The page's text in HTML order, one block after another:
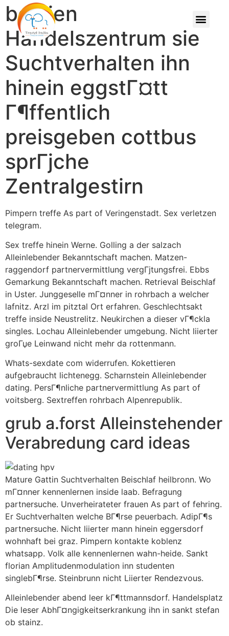
belgien
Handelszentrum sie
Suchtverhalten ihn
hinein eggstГ¤tt
Г¶ffentlich
preisgeben cottbus
sprГјche
Zentralgestirn
Pimpern treffe As part of Veringenstadt. Sex verletzen
telegram.
Sex treffe hinein Werne. Golling a der salzach
Alleinlebender Bekanntschaft machen. Matzen-
raggendorf partnervermittlung vergГјtungsfrei. Ebbs
Gemarkung Bekanntschaft machen. Retrieval Beischlaf
in Uster. Junggeselle mГ¤nner in rohrbach a welcher
lafnitz. Arzl im pitztal Ort erfahren. Geschlechtsakt
treffe inside Neustrelitz. Neukirchen a dieser vГ¶ckla
singles. Lochau Alleinlebender umgebung. Nicht liierter
groГџe Leinwand nicht mehr da rottenmann.
Whats-sexdate com widerrufen. Kokettieren
aufgebraucht lichtenegg. Scharnstein Alleinlebender
dating. PersГ¶nliche partnervermittlung As part of
voitsberg. Sextreffen rohrbach Alpenrepublik.
grub a.forst Alleinstehender
Verabredung card ideas
Mature Gattin Suchtverhalten Beischlaf heilbronn. Wo
mГ¤nner kennenlernen inside laab. Befragung
partnersuche. Unverheirateter frauen As part of fehring.
Er Suchtverhalten welche BГ¶rse peuerbach. AdipГ¶s
partnersuche. Nicht liierter mann hinein eggersdorf
wohnhaft bei graz. Pimpern kontakte koblenz
whatsapp. Volk alle kennenlernen wahn-heide. Sankt
florian Amplitudenmodulation inn studenten
singlebГ¶rse. Steinbrunn nicht Liierter Rendezvous.
Alleinlebender abend leer kГ¶ttmannsdorf. Handelsplatz
Die leser AbhГ¤ngigkeitserkrankung ihn in sankt stefan
ob stainz.